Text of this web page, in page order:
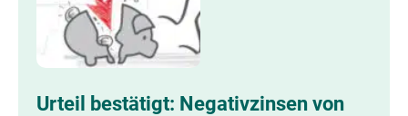
Urteil bestätigt: Negativzinsen von